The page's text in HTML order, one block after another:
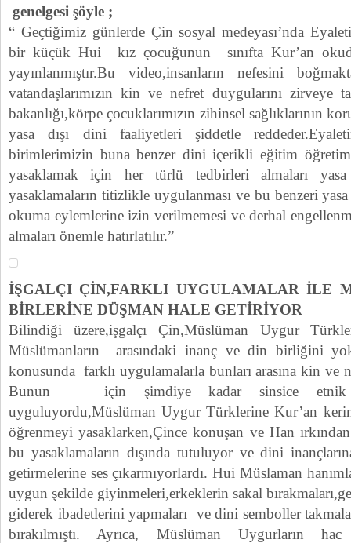
genelgesi şöyle ;
“ Geçtiğimiz günlerde Çin sosyal medeyası’nda
bir küçük Hui kız çocuğunun sınıfta Kur’an
yayınlanmıştır.Bu video,insanların nefesini
vatandaşlarımızın kin ve nefret duygularını zirveye
bakanlığı,körpe çocuklarımızın zihinsel sağlıklarının
yasa dışı dini faaliyetleri şiddetle
birimlerimizin buna benzer dini içerikli eğitim
yasaklamak için her türlü tedbirleri almaları
yasaklamaların titizlikle uygulanması ve bu benzeri
okuma eylemlerine izin verilmemesi ve derhal
almaları önemle hatırlatılır.”
İŞGALÇI ÇİN,FARKLI UYGULAMALAR İLE
BİRLERİNE DÜŞMAN HALE GETİRİYOR
Bilindiği üzere,işgalçı Çin,Müslüman Uygur
Müslümanların arasındaki inanç ve din birliğini
konusunda farklı uygulamalarla bunları arasına kin ve
Bunun için şimdiye kadar sinsice etnik
uyguluyordu,Müslüman Uygur Türklerine Kur’an
öğrenmeyi yasaklarken,Çince konuşan ve Han
bu yasaklamaların dışında tutuluyor ve dini
getirmelerine ses çıkarmıyorlardı. Hui Müslaman
uygun şekilde giyinmeleri,erkeklerin sakal
giderek ibadetlerini yapmaları ve dini semboller
bırakılmıştı. Ayrıca, Müslüman Uygurların